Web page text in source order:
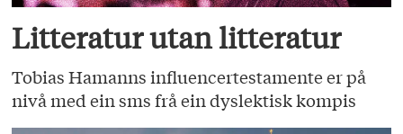
Litteratur utan litteratur
Tobias Hamanns influencertestamente er på
nivå med ein sms frå ein dyslektisk kompis